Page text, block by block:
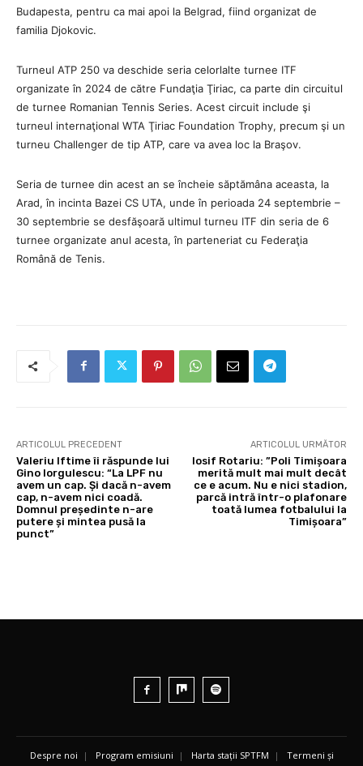
Budapesta, pentru ca mai apoi la Belgrad, fiind organizat de
familia Djokovic.
Turneul ATP 250 va deschide seria celorlalte turnee ITF
organizate în 2024 de către Fundaţia Ţiriac, ca parte din circuitul
de turnee Romanian Tennis Series. Acest circuit include şi
turneul internaţional WTA Ţiriac Foundation Trophy, precum şi un
turneu Challenger de tip ATP, care va avea loc la Braşov.
Seria de turnee din acest an se încheie săptămâna aceasta, la
Arad, în incinta Bazei CS UTA, unde în perioada 24 septembrie –
30 septembrie se desfăşoară ultimul turneu ITF din seria de 6
turnee organizate anul acesta, în parteneriat cu Federaţia
Română de Tenis.
ARTICOLUL PRECEDENT
Valeriu Iftime îi răspunde lui
Gino Iorgulescu: “La LPF nu
avem un cap. Și dacă n-avem
cap, n-avem nici coadă.
Domnul președinte n-are
putere și mintea pusă la
punct”
ARTICOLUL URMĂTOR
Iosif Rotariu: ”Poli Timișoara
merită mult mai mult decât
ce e acum. Nu e nici stadion,
parcă intră într-o plafonare
toată lumea fotbalului la
Timișoara”
Despre noi | Program emisiuni | Harta stații SPTFM | Termeni și